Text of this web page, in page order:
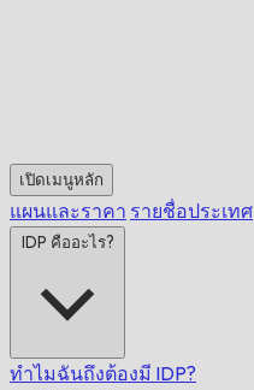
เปิดเมนูหลัก
แผนและราคา รายชื่อประเทศ
IDP คืออะไร?
ทำไมฉันถึงต้องมี IDP?